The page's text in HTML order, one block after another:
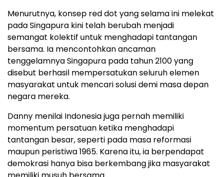
Menurutnya, konsep red dot yang selama ini melekat
pada Singapura kini telah berubah menjadi
semangat kolektif untuk menghadapi tantangan
bersama. Ia mencontohkan ancaman
tenggelamnya Singapura pada tahun 2100 yang
disebut berhasil mempersatukan seluruh elemen
masyarakat untuk mencari solusi demi masa depan
negara mereka.
Danny menilai Indonesia juga pernah memiliki
momentum persatuan ketika menghadapi
tantangan besar, seperti pada masa reformasi
maupun peristiwa 1965. Karena itu, ia berpendapat
demokrasi hanya bisa berkembang jika masyarakat